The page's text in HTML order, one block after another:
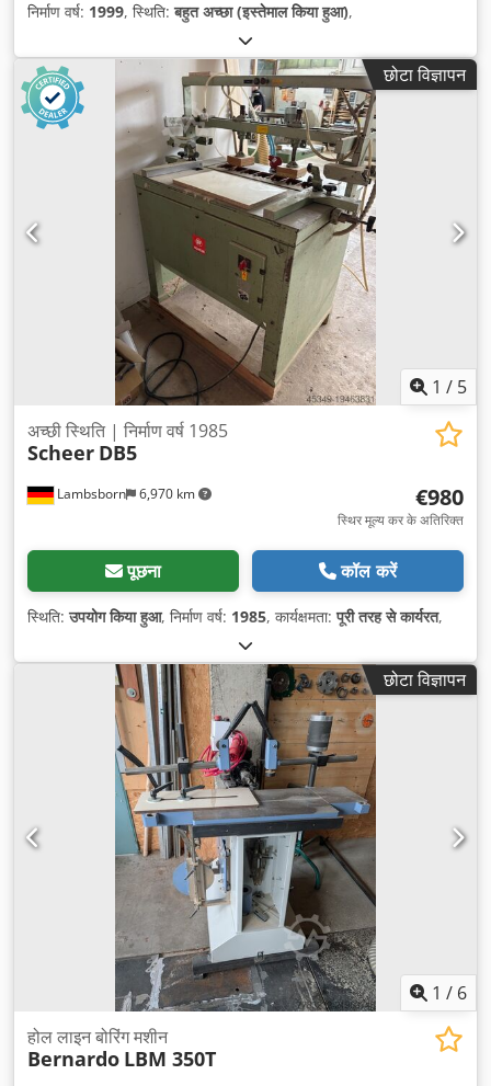
निर्माण वर्ष: 1999, स्थिति:बहुत अच्छा (इस्तेमाल किया हुआ),
छोटा विज्ञापन
1 / 5
Lambsborn 6,970 km
अच्छी स्थिति | निर्माण वर्ष 1985
Scheer DB5
€980
स्थिर मूल्य कर के अतिरिक्त
पूछना कॉल करें
स्थिति:उपयोग किया हुआ, निर्माण वर्ष: 1985, कार्यक्षमता:पूरी तरह से कार्यरत,
छोटा विज्ञापन
1 / 6
होल लाइन बोरिंग मशीन
Bernardo LBM 350T